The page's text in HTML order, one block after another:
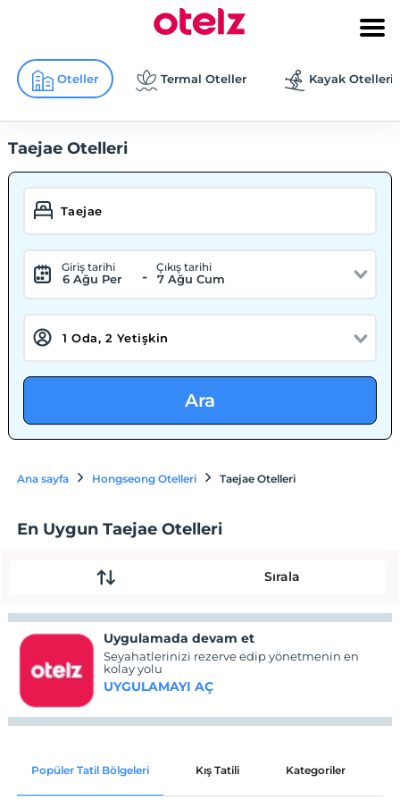
Oteller Termal Oteller Kayak Otelleri
Taejae Otelleri
Giriş tarihi
6 Ağu Per -
Çıkış tarihi
7 Ağu Cum
Ara
Ana sayfa Hongseong Otelleri Taejae Otelleri
En Uygun Taejae Otelleri
Sırala
Uygulamada devam et
Seyahatlerinizi rezerve edip yönetmenin en
kolay yolu
UYGULAMAYI AÇ
Popüler Tatil Bölgeleri Kış Tatili Kategoriler